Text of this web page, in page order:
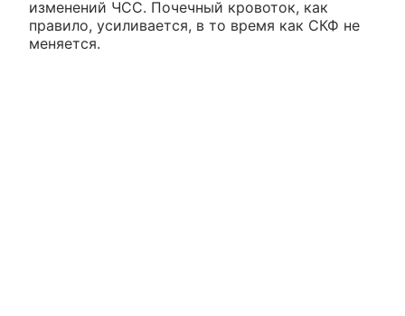
изменений ЧСС. Почечный кровоток, как
правило, усиливается, в то время как СКФ не
меняется.